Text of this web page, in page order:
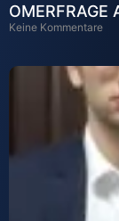
OMERFRAGE
Keine Kommentare